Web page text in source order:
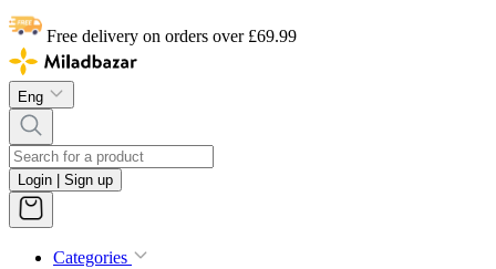
Free delivery on orders over £69.99
Eng
Login | Sign up
Categories